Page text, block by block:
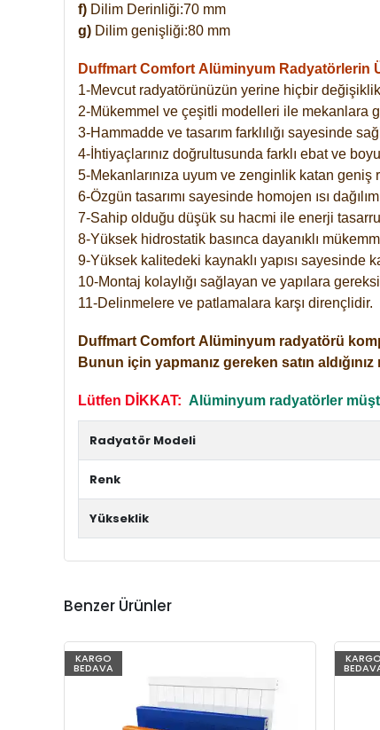
f) Dilim Derinliği:70 mm
g) Dilim genişliği:80 mm
Duffmart Comfort Alüminyum Radyatörlerin
1-Mevcut radyatörünüzün yerine hiçbir
2-Mükemmel ve çeşitli modelleri ile mekanlara
3-Hammadde ve tasarım farklılığı sayesinde
4-İhtiyaçlarınız doğrultusunda farklı ebat ve
5-Mekanlarınıza uyum ve zenginlik katan geniş
6-Özgün tasarımı sayesinde homojen ısı
7-Sahip olduğu düşük su hacmi ile enerji
8-Yüksek hidrostatik basınca dayanıklı
9-Yüksek kalitedeki kaynaklı yapısı sayesinde
10-Montaj kolaylığı sağlayan ve yapılara
11-Delinmelere ve patlamalara karşı dirençlidir.
Duffmart Comfort Alüminyum radyatörü
Bunun için yapmanız gereken satın
Lütfen DİKKAT: Alüminyum radyatörler
Radyatör Modeli
Renk
Yükseklik
Benzer Ürünler
KARGO
BEDAVA
KARGO